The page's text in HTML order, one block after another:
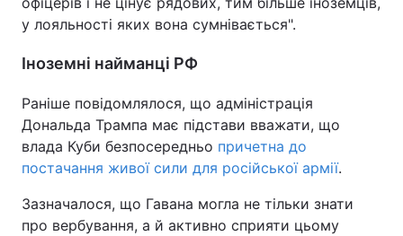
у лояльності яких вона сумнівається".
Іноземні найманці РФ
Раніше повідомлялося, що адміністрація
Дональда Трампа має підстави вважати, що
влада Куби безпосередньо причетна до
постачання живої сили для російської армії.
Зазначалося, що Гавана могла не тільки знати
про вербування, а й активно сприяти цьому